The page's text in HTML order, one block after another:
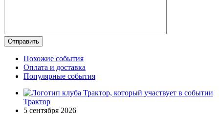
Похожие события
Оплата и доставка
Популярные события
Трактор
5 сентября 2026